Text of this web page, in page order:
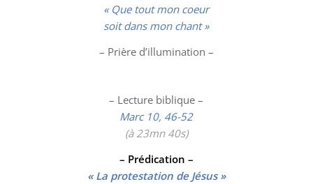
« Que tout mon coeur
soit dans mon chant »
– Prière d’illumination –
– Lecture biblique –
Marc 10, 46-52
(à 23mn 40s)
– Prédication –
« La protestation de Jésus »